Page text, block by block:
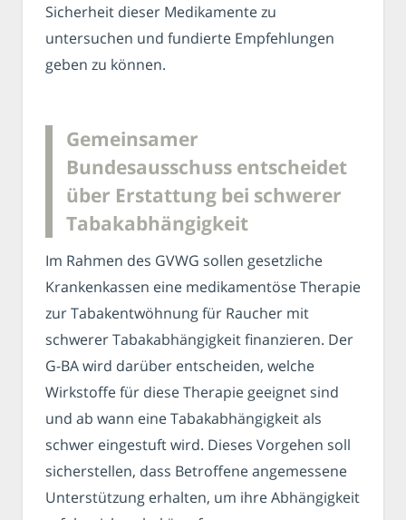
Sicherheit dieser Medikamente zu
untersuchen und fundierte Empfehlungen
geben zu können.
Gemeinsamer
Bundesausschuss entscheidet
über Erstattung bei schwerer
Tabakabhängigkeit
Im Rahmen des GVWG sollen gesetzliche
Krankenkassen eine medikamentöse Therapie
zur Tabakentwöhnung für Raucher mit
schwerer Tabakabhängigkeit finanzieren. Der
G-BA wird darüber entscheiden, welche
Wirkstoffe für diese Therapie geeignet sind
und ab wann eine Tabakabhängigkeit als
schwer eingestuft wird. Dieses Vorgehen soll
sicherstellen, dass Betroffene angemessene
Unterstützung erhalten, um ihre Abhängigkeit